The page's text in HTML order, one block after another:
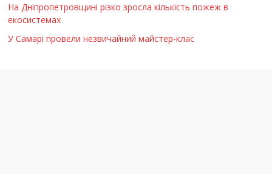
На Дніпропетровщині різко зросла кількість пожеж в
екосистемах
У Самарі провели незвичайний майстер-клас